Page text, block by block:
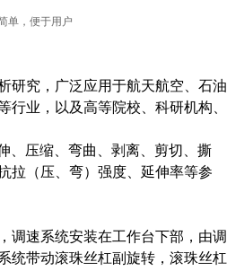
单，便于用户
研究，广泛应用于航天航空、石油
业，以及高等院校、科研机构、
、压缩、弯曲、剥离、剪切、撕
拉（压、弯）强度、延伸率等参
调速系统安装在工作台下部，由调
统带动滚珠丝杠副旋转，滚珠丝杠